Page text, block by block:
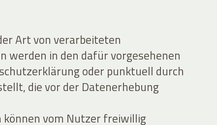
Art von verarbeiteten
werden in den dafür vorgesehenen
oder punktuell durch
die vor der Datenerhebung
können vom Nutzer freiwillig